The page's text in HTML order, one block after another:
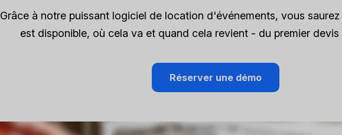
Grâce à notre puissant logiciel de location d'événements, vous
est disponible, où cela va et quand cela revient - du premier devis
Réserver une démo